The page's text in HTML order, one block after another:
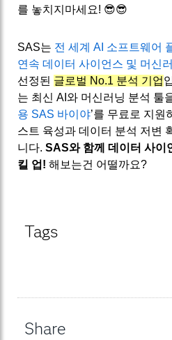
를 놓치지마세요! 😎😎
SAS는 전 세계 AI 소프트웨어
연속 데이터 사이언스 및 머신
선정된 글로벌 No.1 분석 기업
는 최신 AI와 머신러닝 분석 툴
용 SAS 바이야’를 무료로 지원
스트 육성과 데이터 분석 저변
니다. SAS와 함께 데이터 사이
킬 업! 해보는건 어떨까요?
Tags
Share